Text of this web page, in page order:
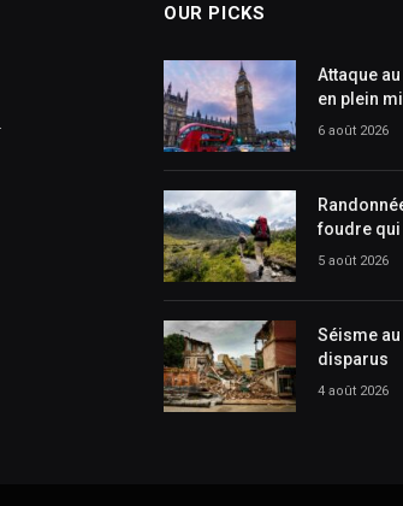
OUR PICKS
Attaque
en plein
6 août 2026
foudre qui
5 août 2026
Séisme
disparus
4 août 2026